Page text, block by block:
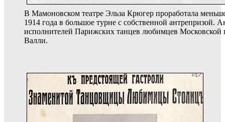
В Мамоновском театре Эльза Крюгер проработала
1914 года в большое турне с собственной антрепризой.
исполнителей Парижских танцев любимцев
Валли.